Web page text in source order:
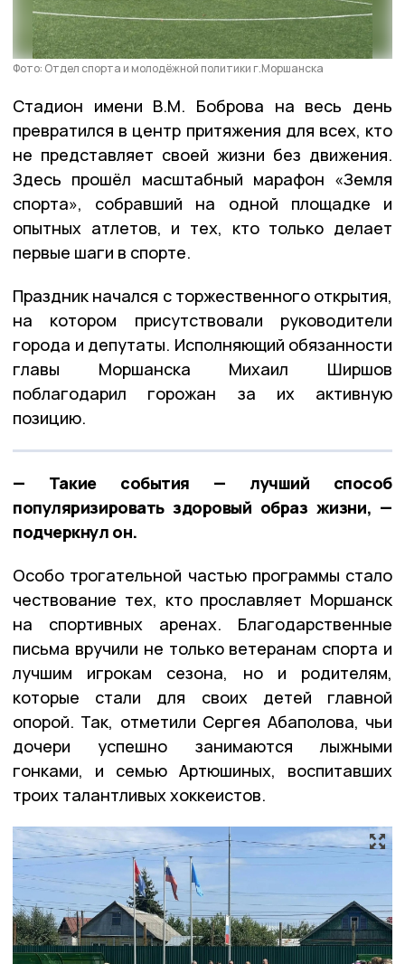
Фото: Отдел спорта и молодёжной политики г.Моршанска
Стадион имени В.М. Боброва на весь день
превратился в центр притяжения для всех, кто
не представляет своей жизни без движения.
Здесь прошёл масштабный марафон «Земля
спорта», собравший на одной площадке и
опытных атлетов, и тех, кто только делает
первые шаги в спорте.
Праздник начался с торжественного открытия,
на котором присутствовали руководители
города и депутаты. Исполняющий обязанности
главы Моршанска Михаил Ширшов
поблагодарил горожан за их активную
позицию.
— Такие события — лучший способ
популяризировать здоровый образ жизни, —
подчеркнул он.
Особо трогательной частью программы стало
чествование тех, кто прославляет Моршанск
на спортивных аренах. Благодарственные
письма вручили не только ветеранам спорта и
лучшим игрокам сезона, но и родителям,
которые стали для своих детей главной
опорой. Так, отметили Сергея Абаполова, чьи
дочери успешно занимаются лыжными
гонками, и семью Артюшиных, воспитавших
троих талантливых хоккеистов.